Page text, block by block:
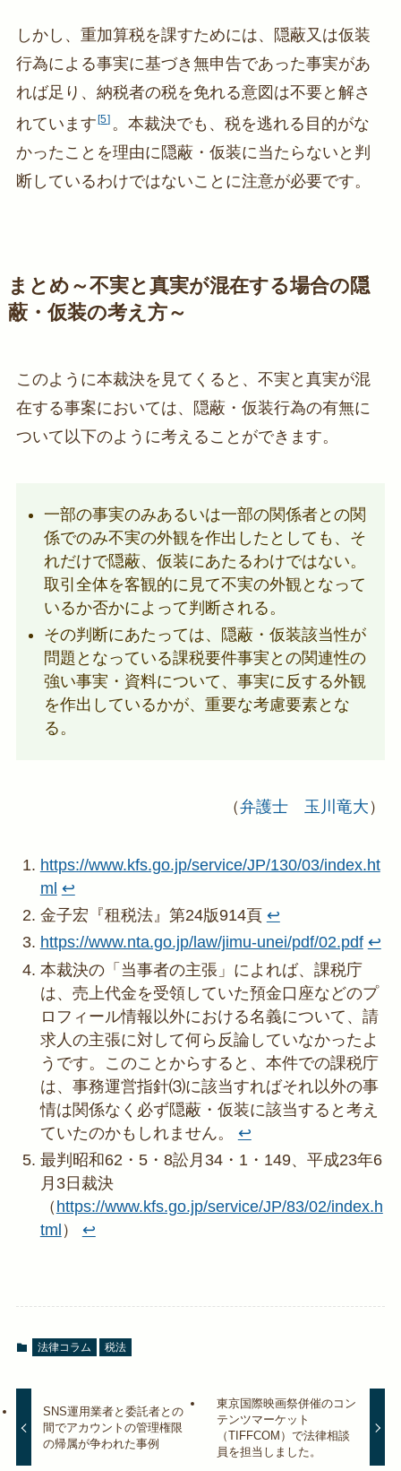
しかし、重加算税を課すためには、隠蔽又は仮装
行為による事実に基づき無申告であった事実があ
れば足り、納税者の税を免れる意図は不要と解さ
れています 5 。本裁決でも、税を逃れる目的がな
かったことを理由に隠蔽・仮装に当たらないと判
断しているわけではないことに注意が必要です。
まとめ～不実と真実が混在する場合の隠
蔽・仮装の考え方～
このように本裁決を見てくると、不実と真実が混
在する事案においては、隠蔽・仮装行為の有無に
ついて以下のように考えることができます。
一部の事実のみあるいは一部の関係者との関
係でのみ不実の外観を作出したとしても、そ
れだけで隠蔽、仮装にあたるわけではない。
取引全体を客観的に見て不実の外観となって
いるか否かによって判断される。
その判断にあたっては、隠蔽・仮装該当性が
問題となっている課税要件事実との関連性の
強い事実・資料について、事実に反する外観
を作出しているかが、重要な考慮要素とな
る。
（弁護士 玉川竜大 ）
https://www.kfs.go.jp/service/JP/130/03/index.ht
ml ↩︎
金子宏『租税法』第24版914頁 ↩︎
https://www.nta.go.jp/law/jimu-unei/pdf/02.pdf ↩︎
本裁決の「当事者の主張」によれば、課税庁
は、売上代金を受領していた預金口座などのプ
ロフィール情報以外における名義について、請
求人の主張に対して何ら反論していなかったよ
うです。このことからすると、本件での課税庁
は、事務運営指針⑶に該当すればそれ以外の事
情は関係なく必ず隠蔽・仮装に該当すると考え
ていたのかもしれません。 ↩︎
最判昭和62・5・8訟月34・1・149、平成23年6
月3日裁決
（ https://www.kfs.go.jp/service/JP/83/02/index.h
tml ） ↩︎
法律コラム 税法
SNS運用業者と委託者との
間でアカウントの管理権限
の帰属が争われた事例
東京国際映画祭併催のコン
テンツマーケット
（TIFFCOM）で法律相談
員を担当しました。